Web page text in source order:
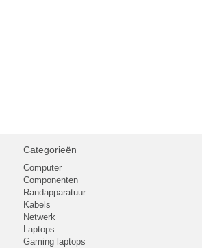
Categorieën
Computer
Componenten
Randapparatuur
Kabels
Netwerk
Laptops
Gaming laptops